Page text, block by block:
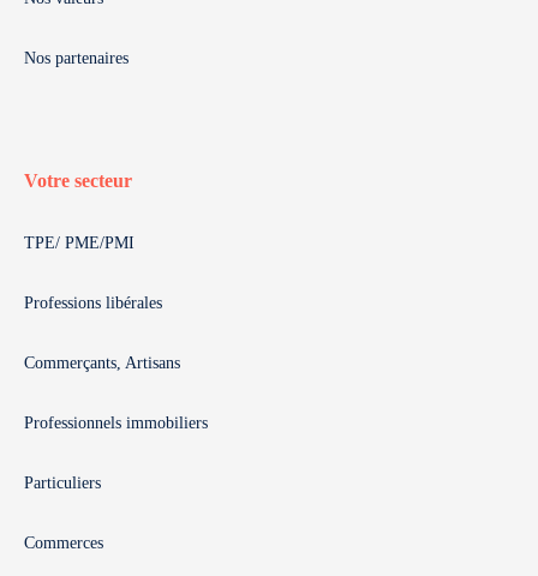
Nos partenaires
Votre secteur
TPE/ PME/PMI
Professions libérales
Commerçants, Artisans
Professionnels immobiliers
Particuliers
Commerces